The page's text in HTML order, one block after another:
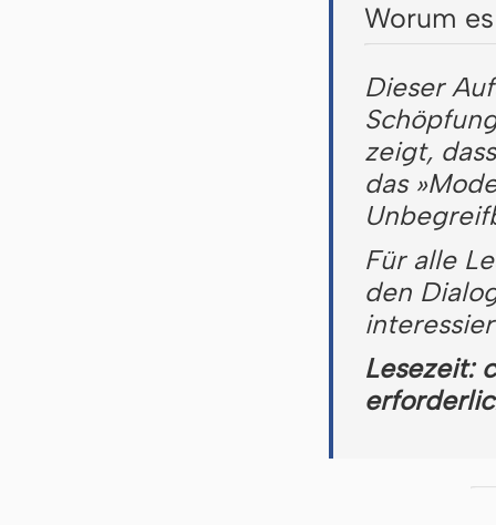
Worum
Dieser
zeigt,
das
Für alle
den
Lesezeit: